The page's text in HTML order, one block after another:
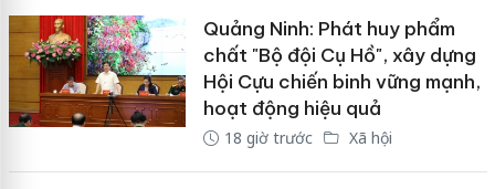
Quảng Ninh: Phát huy phẩm
chất "Bộ đội Cụ Hồ", xây dựng
Hội Cựu chiến binh vững mạnh,
hoạt động hiệu quả
18 giờ trước Xã hội